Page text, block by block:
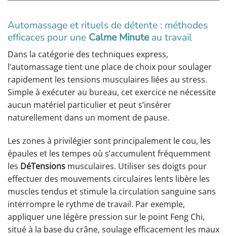
Automassage et rituels de détente : méthodes
efficaces pour une Calme Minuteau travail
Dans la catégorie des techniques express,
l’automassage tient une place de choix pour soulager
rapidement les tensions musculaires liées au stress.
Simple à exécuter au bureau, cet exercice ne nécessite
aucun matériel particulier et peut s’insérer
naturellement dans un moment de pause.
Les zones à privilégier sont principalement le cou, les
épaules et les tempes où s’accumulent fréquemment
les DéTensions musculaires. Utiliser ses doigts pour
effectuer des mouvements circulaires lents libère les
muscles tendus et stimule la circulation sanguine sans
interrompre le rythme de travail. Par exemple,
appliquer une légère pression sur le point Feng Chi,
situé à la base du crâne, soulage efficacement les maux